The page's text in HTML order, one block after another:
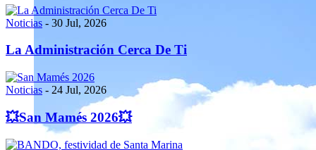
Noticias - 30 Jul, 2026
La Administración Cerca De Ti
Noticias - 24 Jul, 2026
💥San Mamés 2026💥